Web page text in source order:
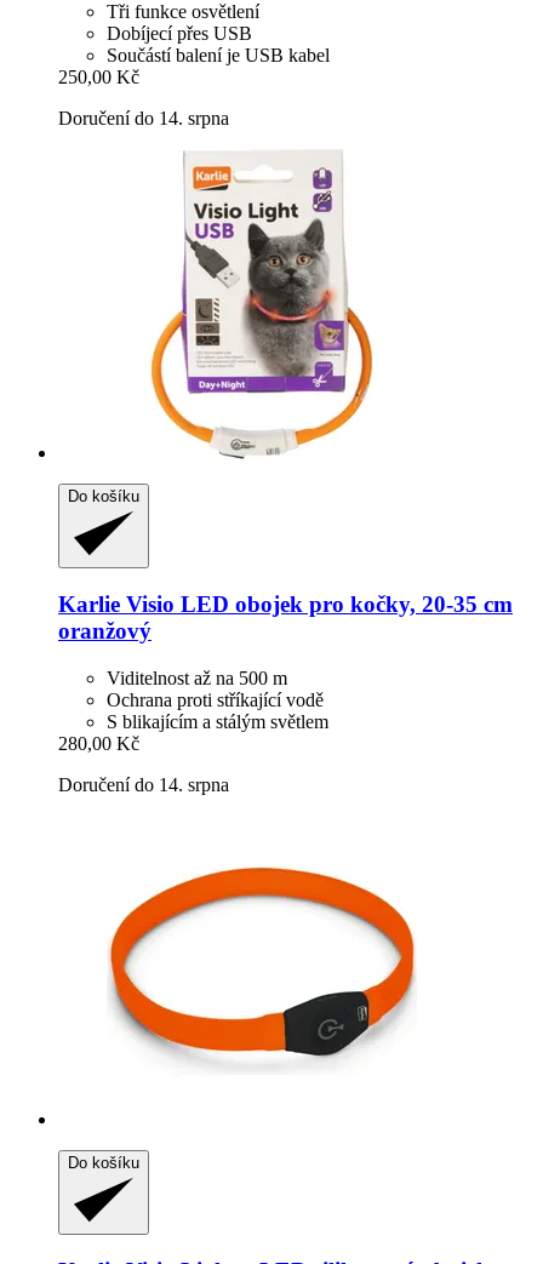
Tři funkce osvětlení
Dobíjecí přes USB
Součástí balení je USB kabel
250,00 Kč
Doručení do 14. srpna
Do košíku
Karlie Visio LED obojek pro kočky, 20-​35 cm
oranžový
Viditelnost až na 500 m
Ochrana proti stříkající vodě
S blikajícím a stálým světlem
280,00 Kč
Doručení do 14. srpna
Do košíku